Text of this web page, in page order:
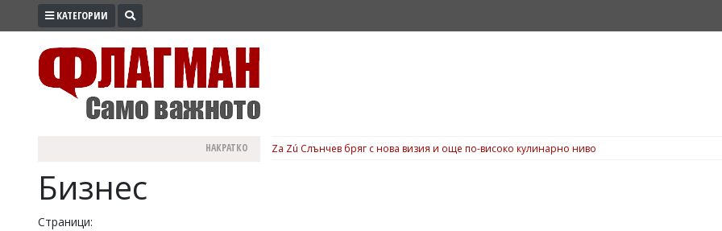
ПРОМО
КУЛТУРА
ЗДРАВЕ
ПОЛИТИКА
КАТЕГОРИИ
НАКРАТКО Za Zú Слънчев бряг с нова визия и още по-високо кулинарно ниво
Бизнес
Страници: